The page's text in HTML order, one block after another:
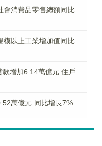
消費品零售總額同比
以上工業增加值同比
增加6.14萬億元 住戶
萬億元 同比增長7%